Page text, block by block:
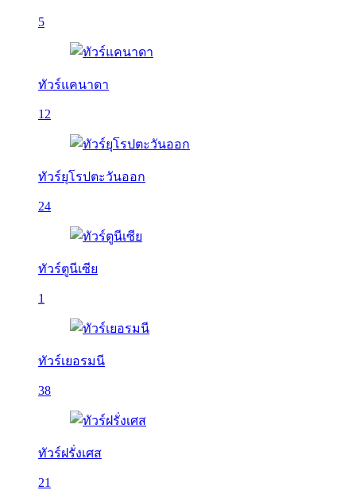
5
ทัวร์แคนาดา
12
ทัวร์ยุโรปตะวันออก
24
ทัวร์ตูนีเซีย
1
ทัวร์เยอรมนี
38
ทัวร์ฝรั่งเศส
21